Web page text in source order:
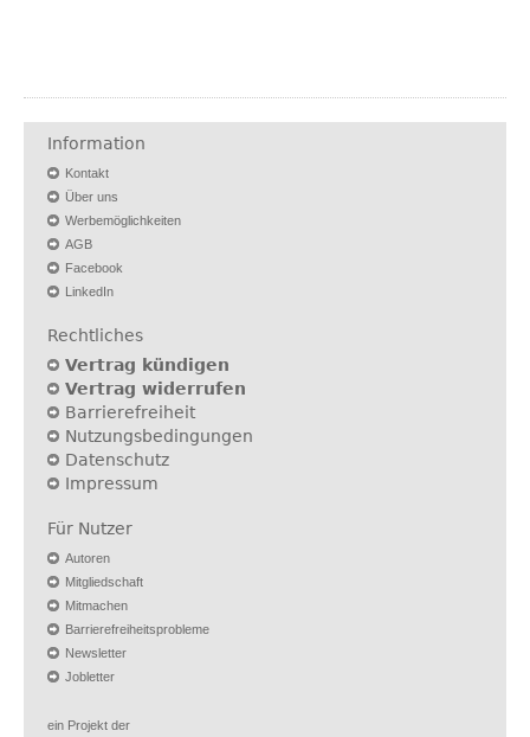
Information
Kontakt
Über uns
Werbemöglichkeiten
AGB
Facebook
LinkedIn
Rechtliches
Vertrag kündigen
Vertrag widerrufen
Barrierefreiheit
Nutzungsbedingungen
Datenschutz
Impressum
Für Nutzer
Autoren
Mitgliedschaft
Mitmachen
Barrierefreiheitsprobleme
Newsletter
Jobletter
ein Projekt der